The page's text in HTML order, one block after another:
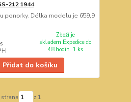
212 1944
ponorky. Délka modelu je 659,9
Zboží je
skladem.Expedice do
48 hodin. 1 ks
Přidat do košíku
strana z 1